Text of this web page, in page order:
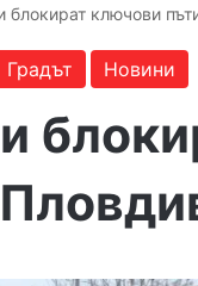
блокират ключови
Градът Новини